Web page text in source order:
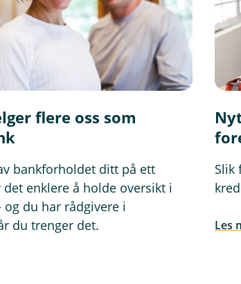
flere oss som
bankforholdet ditt på ett
enklere å holde oversikt i
og du har rådgivere i
du trenger det.
Slik
Les